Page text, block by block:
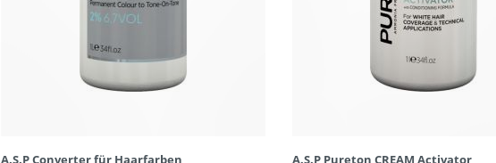
A.S.P Converter für Haarfarben A.S.P Pureton CREAM Activator